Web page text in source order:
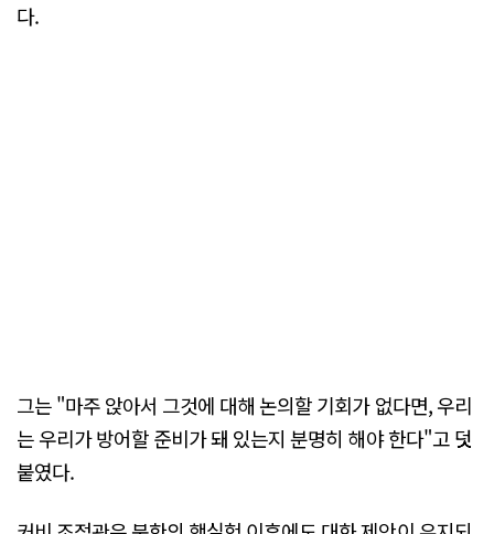
다.
그는 "마주 앉아서 그것에 대해 논의할 기회가 없다면, 우리
는 우리가 방어할 준비가 돼 있는지 분명히 해야 한다"고 덧
붙였다.